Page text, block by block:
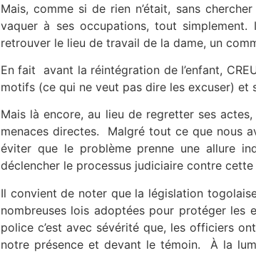
Mais, comme si de rien n’était, sans
vaquer à ses occupations, tout
retrouver le lieu de travail de la dame, un
En fait avant la réintégration de l’enfant,
motifs (ce qui ne veut pas dire les excuser) et
Mais là encore, au lieu de regretter ses
menaces directes. Malgré tout ce que nous
éviter que le problème prenne une allure
déclencher le processus judiciaire contre cette
Il convient de noter que la législation
nombreuses lois adoptées pour protéger les
police c’est avec sévérité que, les officiers
notre présence et devant le témoin. À la